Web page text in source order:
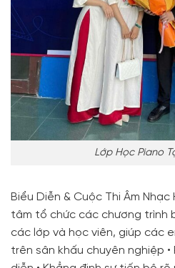
Lớp Học Piano
Biểu Diễn & Cuộc Thi Âm
tâm tổ chức các chương trình
các lớp và học viên, giúp các
trên sân khấu chuyên nghiệp •